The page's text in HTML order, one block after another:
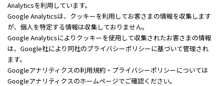
Analyticsを利用しています。
Google Analyticsは、クッキーを利用してお客さまの情報を収集します
が、個人を特定する情報は収集しておりません。
Google Analyticsによりクッキーを使用して収集されたお客さまの情報
は、Google社により同社のプライバシーポリシーに基づいて管理され
ます。
Googleアナリティクスの利用規約・プライバシーポリシーについては
Googleアナリティクスのホームページでご確認ください。